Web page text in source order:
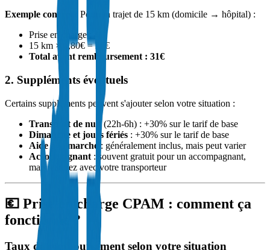
Exemple concret
: Pour un trajet de 15 km (domicile → hôpital) :
Prise en charge : 4€
15 km × 1,80€ = 27€
Total avant remboursement : 31€
2. Suppléments éventuels
Certains suppléments peuvent s'ajouter selon votre situation :
Transport de nuit (22h-6h) : +30% sur le tarif de base
Dimanche et jours fériés : +30% sur le tarif de base
Aide à la marche : généralement inclus, mais peut varier
Accompagnant : souvent gratuit pour un accompagnant,
mais vérifiez avec votre transporteur
💶 Prise en charge CPAM : comment ça
fonctionne ?
Taux de remboursement selon votre situation